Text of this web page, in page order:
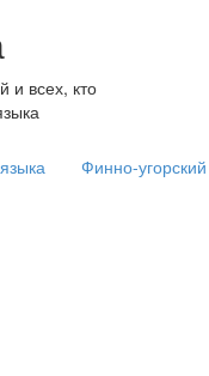
и всех, кто
Финно-